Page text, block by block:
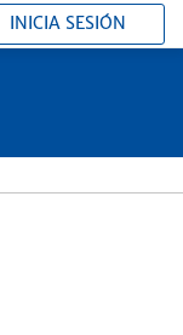
INICIA SESIÓN